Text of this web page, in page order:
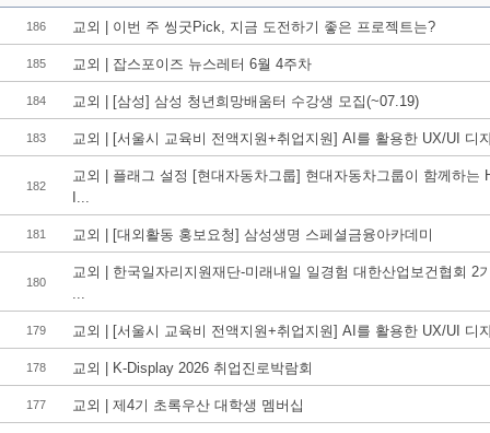
186 교외 | 이번 주 씽굿Pick, 지금 도전하기 좋은 프로젝트는?
185 교외 | 잡스포이즈 뉴스레터 6월 4주차
184 교외 | [삼성] 삼성 청년희망배움터 수강생 모집(~07.19)
183 교외 | [서울시 교육비 전액지원+취업지원] AI를 활용한 UX/UI 디
182
교외 | 플래그 설정 [현대자동차그룹] 현대자동차그룹이 함께하는
I...
181 교외 | [대외활동 홍보요청] 삼성생명 스페셜금융아카데미
180
교외 | 한국일자리지원재단-미래내일 일경험 대한산업보건협회 2
...
179 교외 | [서울시 교육비 전액지원+취업지원] AI를 활용한 UX/UI 디
178 교외 | K-Display 2026 취업진로박람회
177 교외 | 제4기 초록우산 대학생 멤버십